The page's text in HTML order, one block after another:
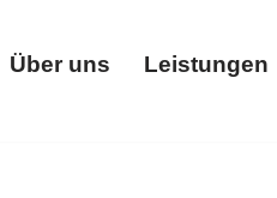
Über uns Leistungen